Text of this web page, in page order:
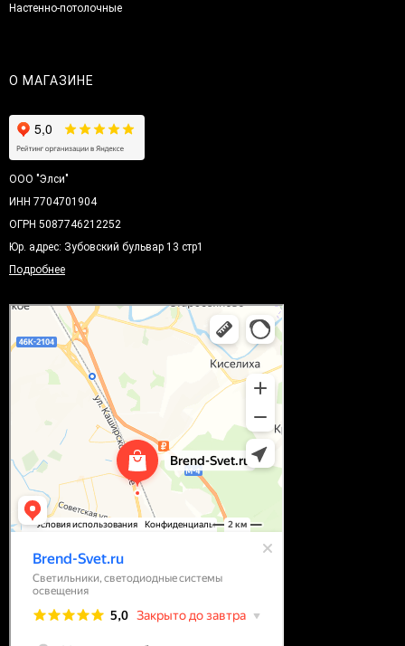
Настенно-потолочные
О МАГАЗИНЕ
ООО "Элси"
ИНН 7704701904
ОГРН 5087746212252
Юр. адрес: Зубовский бульвар 13 стр1
Подробнее